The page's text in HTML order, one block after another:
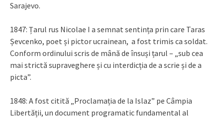
Sarajevo.
1847: Țarul rus Nicolae I a semnat sentința prin care Taras
Șevcenko, poet și pictor ucrainean, a fost trimis ca soldat.
Conform ordinului scris de mână de însuși țarul – „sub cea
mai strictă supraveghere și cu interdicția de a scrie și de a
picta”.
1848: A fost citită „Proclamația de la Islaz” pe Câmpia
Libertății, un document programatic fundamental al